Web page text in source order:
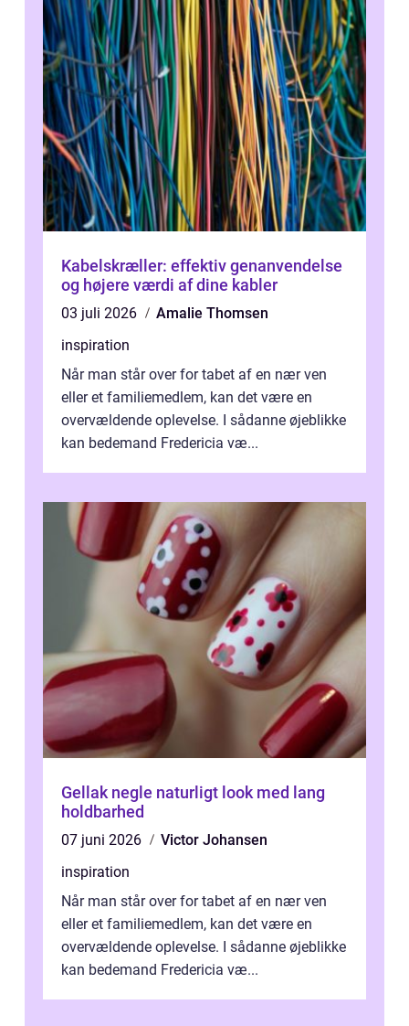
Kabelskræller: effektiv genanvendelse
og højere værdi af dine kabler
03 juli 2026
Amalie Thomsen
inspiration
Når man står over for tabet af en nær ven
eller et familiemedlem, kan det være en
overvældende oplevelse. I sådanne øjeblikke
kan bedemand Fredericia væ...
Gellak negle naturligt look med lang
holdbarhed
07 juni 2026
Victor Johansen
inspiration
Når man står over for tabet af en nær ven
eller et familiemedlem, kan det være en
overvældende oplevelse. I sådanne øjeblikke
kan bedemand Fredericia væ...